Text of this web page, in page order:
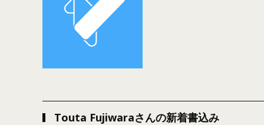
Touta Fujiwaraさんの新着書込み